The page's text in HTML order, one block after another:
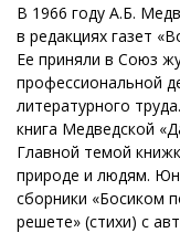
В 1966 году А.Б.
в редакциях газет
Ее приняли в Союз
профессиональной
литературного
книга Медведской
Главной темой
природе и людям.
сборники «Босиком
решете» (стихи) с